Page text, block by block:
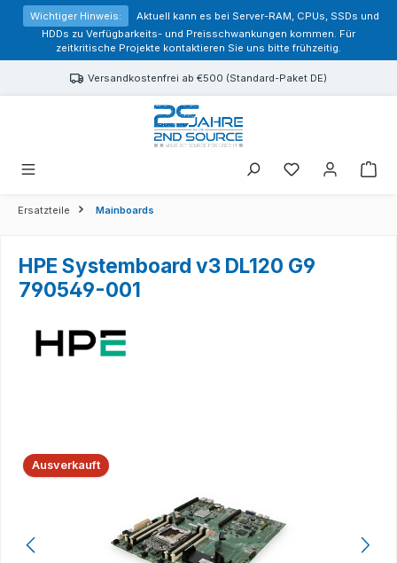
springen
Wichtiger Hinweis:
Aktuell kann es bei Server-RAM, CPUs, SSDs und
HDDs zu Verfügbarkeits- und Preisschwankungen kommen. Für
zeitkritische Projekte kontaktieren Sie uns bitte frühzeitig.
Versandkostenfrei ab €500 (Standard-Paket DE)
Sie haben 0
Ersatzteile Mainboards
HPE Systemboard v3 DL120 G9
790549-001
Bildergalerie überspringen
Ausverkauft